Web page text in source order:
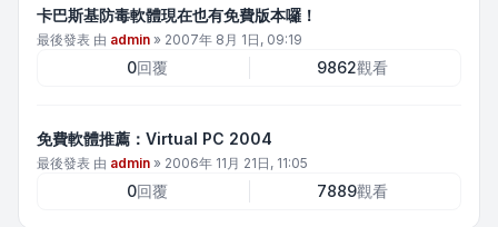
卡巴斯基防毒軟體現在也有免費版本囉！
最後發表 由 admin » 2007年 8月 1日, 09:19
0回覆 9862觀看
免費軟體推薦：Virtual PC 2004
最後發表 由 admin » 2006年 11月 21日, 11:05
0回覆 7889觀看